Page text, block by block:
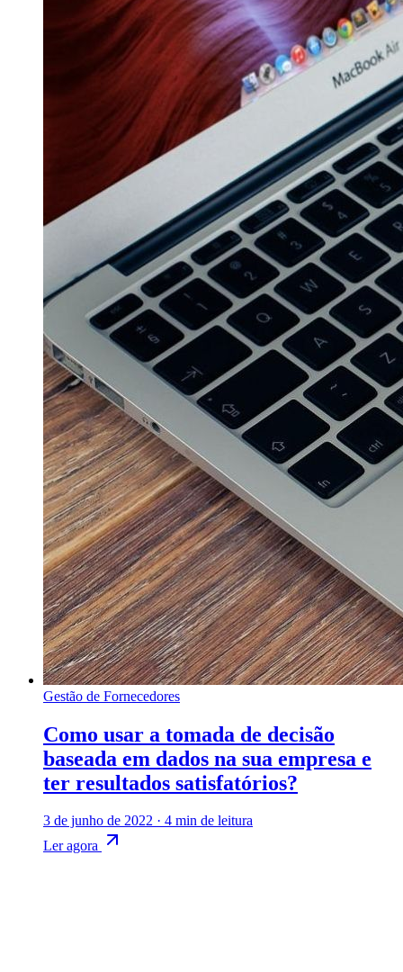
Gestão de Fornecedores
Como usar a tomada de decisão
baseada em dados na sua empresa e
ter resultados satisfatórios?
3 de junho de 2022 · 4 min de leitura
Ler agora